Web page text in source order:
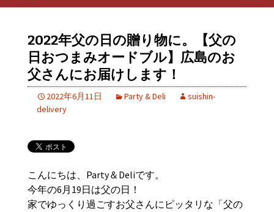
2022年父の日の贈り物に。【父の
日おつまみオードブル】広島のお
父さんにお届けします！
2022年6月11日 Party & Deli
suishin-
delivery
こんにちは、Party＆Deliです。
今年の6月19日は父の日！
家でゆっくり過ごすお父さんにピッタリな「父の